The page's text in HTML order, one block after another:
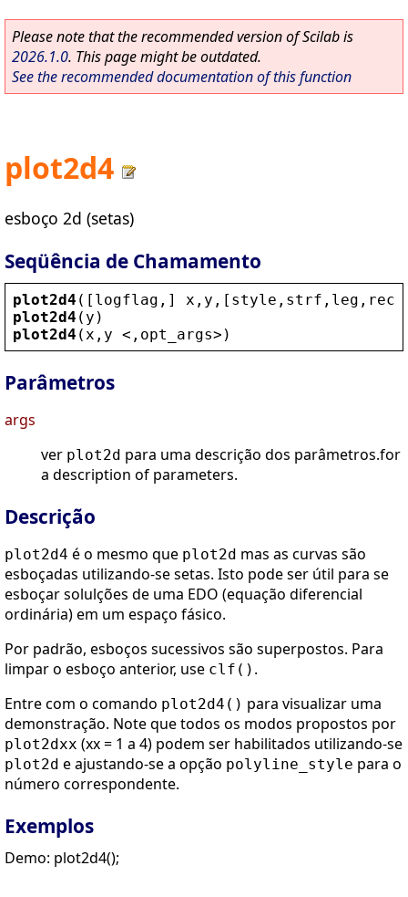
Please note that the recommended version of Scilab is
2026.1.0. This page might be outdated.
See the recommended documentation of this function
plot2d4
esboço 2d (setas)
Seqüência de Chamamento
plot2d4 ([ logflag ,] x , y ,[ style , strf , leg , rect
plot2d4 ( y )
plot2d4 ( x , y < , opt_args> )
Parâmetros
args
ver plot2d para uma descrição dos parâmetros.for
a description of parameters.
Descrição
plot2d4 é o mesmo que plot2d mas as curvas são
esboçadas utilizando-se setas. Isto pode ser útil para se
esboçar solulções de uma EDO (equação diferencial
ordinária) em um espaço fásico.
Por padrão, esboços sucessivos são superpostos. Para
limpar o esboço anterior, use clf() .
Entre com o comando plot2d4() para visualizar uma
demonstração. Note que todos os modos propostos por
plot2dxx (xx = 1 a 4) podem ser habilitados utilizando-se
plot2d e ajustando-se a opção polyline_style para o
número correspondente.
Exemplos
Demo: plot2d4();